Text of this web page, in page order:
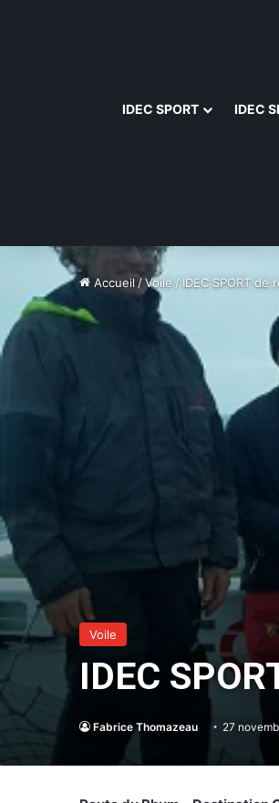
IDEC SPORT IDEC
Accueil /Voile /IDEC SPORT de
Voile
IDEC
Fabrice Thomazeau 27